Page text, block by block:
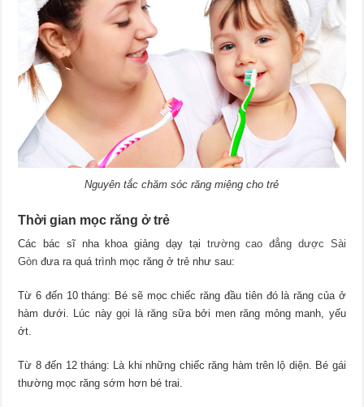
Nguyên tắc chăm sóc răng miệng cho trẻ
Thời gian mọc răng ở trẻ
Các bác sĩ nha khoa giảng dạy tại trường cao đẳng dược Sài
Gòn đưa ra quá trình mọc răng ở trẻ như sau:
Từ 6 đến 10 tháng: Bé sẽ mọc chiếc răng đầu tiên đó là răng của ở
hàm dưới. Lúc này gọi là răng sữa bởi men răng mỏng manh, yếu
ớt.
Từ 8 đến 12 tháng: Là khi những chiếc răng hàm trên lộ diện. Bé gái
thường mọc răng sớm hơn bé trai.